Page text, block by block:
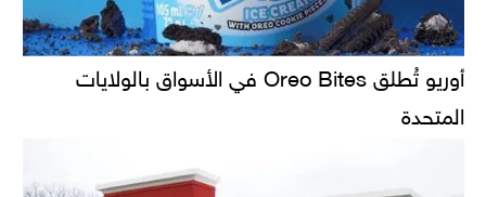
أوريو تُطلق Oreo Bites في الأسواق بالولايات
المتحدة